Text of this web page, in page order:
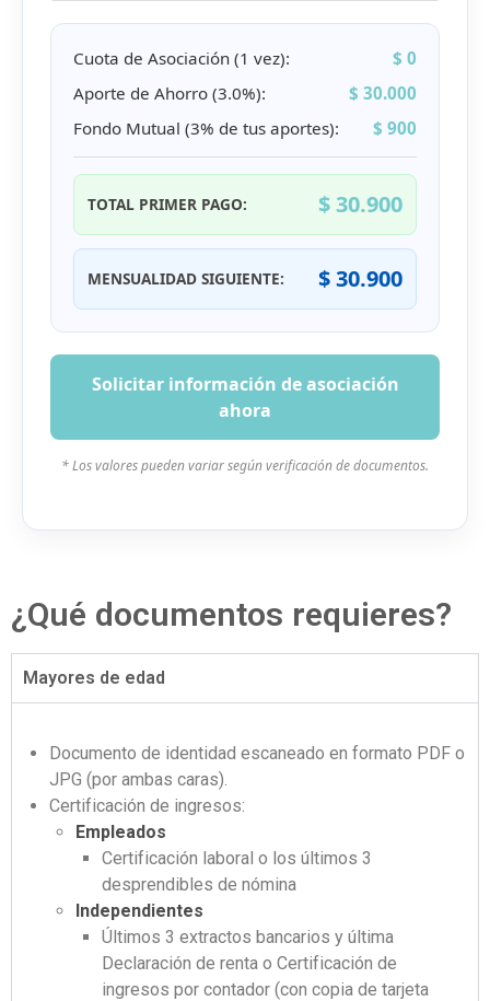
Cuota de Asociación (1 vez):
$ 0
Aporte de Ahorro (3.0%):
$ 30.000
Fondo Mutual (3% de tus aportes):
$ 900
TOTAL PRIMER PAGO: $ 30.900
MENSUALIDAD SIGUIENTE: $ 30.900
Solicitar información de asociación
ahora
* Los valores pueden variar según verificación de documentos.
¿Qué documentos requieres?
Mayores de edad
Documento de identidad escaneado en formato PDF o
JPG (por ambas caras).
Certificación de ingresos:
Empleados
Certificación laboral o los últimos 3
desprendibles de nómina
Independientes
Últimos 3 extractos bancarios y última
Declaración de renta o Certificación de
ingresos por contador (con copia de tarjeta